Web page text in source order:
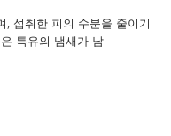
, 섭취한 피의 수분을 줄이기
특유의 냄새가 남